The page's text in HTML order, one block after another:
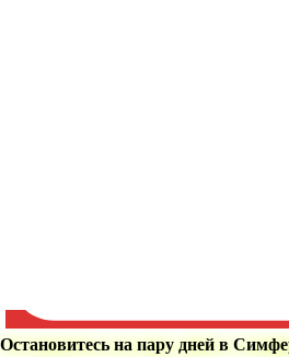
Остановитесь на пару дней в